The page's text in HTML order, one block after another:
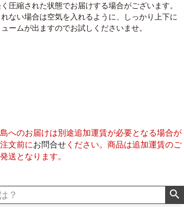
圧縮された状態でお届けする場合がございます。
ない場合は空気を入れるように、しっかり上下に
ームが出ますのでお試しくださいませ。
へのお届けは別途追加運賃が必要となる場合が
文前にお問合せください。商品は追加運賃のご
送となります。